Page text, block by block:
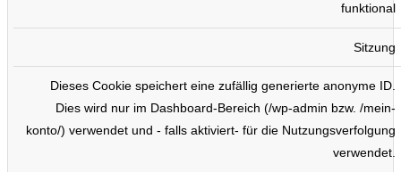
funktional
Sitzung
Dieses Cookie speichert eine zufällig generierte anonyme ID.
Dies wird nur im Dashboard-Bereich (/wp-admin bzw. /mein-
konto/) verwendet und - falls aktiviert- für die Nutzungsverfolgung
verwendet.